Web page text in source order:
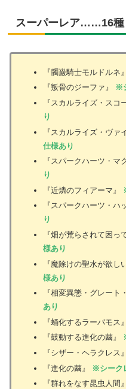
スーパーレア……16種
『髑巌騎士モルドルネ』
『叛骨のジーファ』
※
『スカルライズ・スコ
り
『スカルライズ・ヴァ
仕様あり
『スパークハーツ・マ
り
『近燐のフィアーマ』
『スパークハーツ・ハ
り
『畑が荒らされて困っ
様あり
『魔除けの聖水が欲し
様あり
『相変異態・グレート
あり
『蛹化するラーバモス』
『鼓動する進化の繭』
『シザー・ヘラクレス』
『進化の繭』
※シーク
『群れをなす昆虫人間』